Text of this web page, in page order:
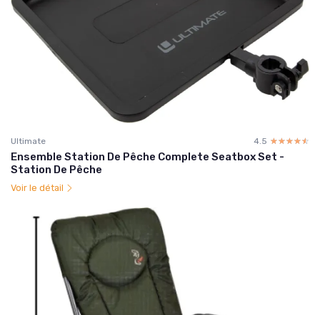
Ultimate 4.5 ☆☆☆☆☆
★★★★★
Ensemble Station De Pêche Complete Seatbox Set -
Station De Pêche
Voir le détail